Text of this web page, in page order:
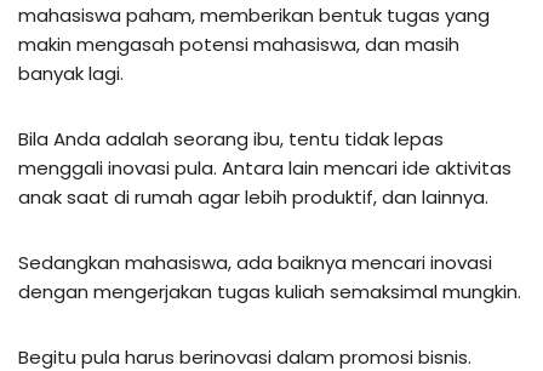
mahasiswa paham, memberikan bentuk tugas yang
makin mengasah potensi mahasiswa, dan masih
banyak lagi.
Bila Anda adalah seorang ibu, tentu tidak lepas
menggali inovasi pula. Antara lain mencari ide aktivitas
anak saat di rumah agar lebih produktif, dan lainnya.
Sedangkan mahasiswa, ada baiknya mencari inovasi
dengan mengerjakan tugas kuliah semaksimal mungkin.
Begitu pula harus berinovasi dalam promosi bisnis.